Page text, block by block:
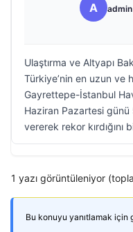
A admin
Ulaştırma ve Altyapı
Türkiye’nin en uzun ve
Gayrettepe-İstanbul
Haziran Pazartesi
vererek rekor kırdığını
1 yazı görüntüleniyor
Bu konuyu yanıtlamak için